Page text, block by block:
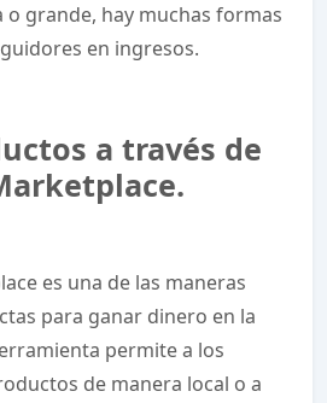
o grande, hay muchas formas
en ingresos.
a través de
es una de las maneras
para ganar dinero en la
permite a los
de manera local o a